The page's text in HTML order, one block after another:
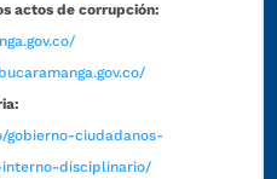
actos de corrupción:
gobierno-ciudadanos-
disciplinario/